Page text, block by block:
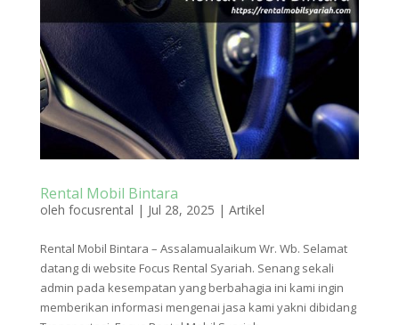
Rental Mobil Bintara
oleh focusrental | Jul 28, 2025 | Artikel
Rental Mobil Bintara – Assalamualaikum Wr. Wb. Selamat
datang di website Focus Rental Syariah. Senang sekali
admin pada kesempatan yang berbahagia ini kami ingin
memberikan informasi mengenai jasa kami yakni dibidang